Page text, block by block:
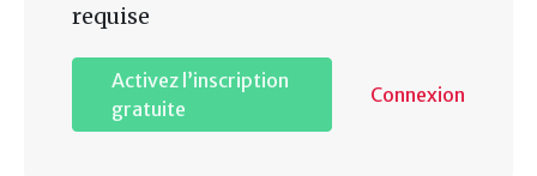
requise
Activez l’inscription
gratuite
Connexion